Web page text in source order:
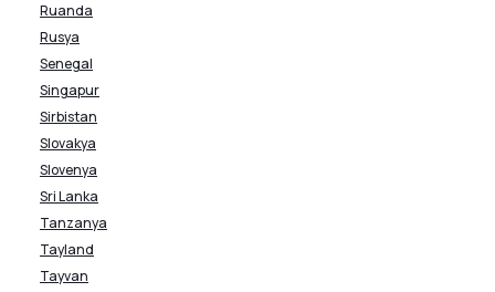
Ruanda
Rusya
Senegal
Singapur
Sirbistan
Slovakya
Slovenya
Sri Lanka
Tanzanya
Tayland
Tayvan